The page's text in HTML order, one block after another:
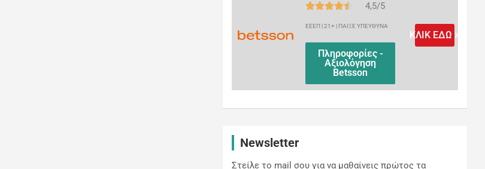
4,5/5
ΕΕΕΠ | 21+ | ΠΑΙΞΕ ΥΠΕΥΘΥΝΑ
Πληροφορίες -
Αξιολόγηση
Betsson
ΚΛΙΚ ΕΔΩ >
Newsletter
Στείλε το mail σου για να μαθαίνεις πρώτος τα